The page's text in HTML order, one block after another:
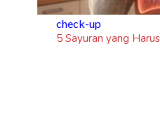
check-up
5 Sayuran yang